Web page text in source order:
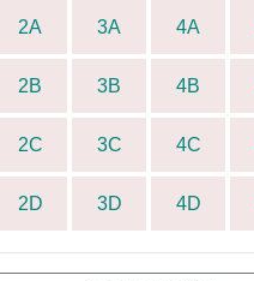
2A 3A 4A
2B 3B 4B
2C 3C 4C
2D 3D 4D